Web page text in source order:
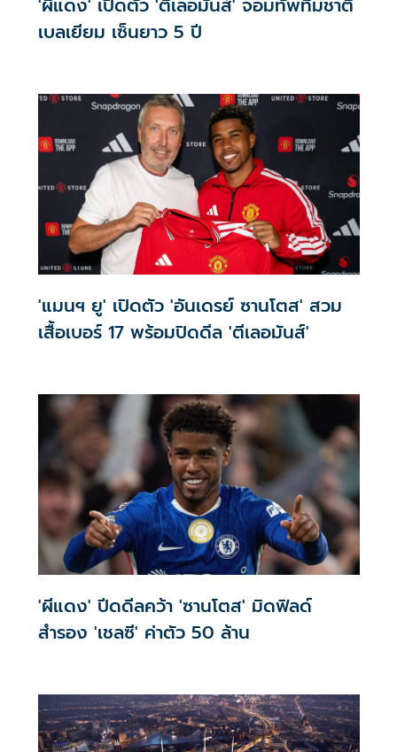
เบลเยียม เซ็นยาว 5 ปี
'แมนฯ ยู' เปิดตัว 'อันเดรย์ ซานโตส' สวม
เสื้อเบอร์ 17 พร้อมปิดดีล 'ตีเลอมันส์'
'ผีแดง' ปีดดีลคว้า 'ซานโตส' มิดฟิลด์
สำรอง 'เชลซี' ค่าตัว 50 ล้าน